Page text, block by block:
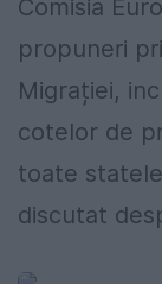
Comisia
propuneri
Migrației,
cotelor de
toate
discutat